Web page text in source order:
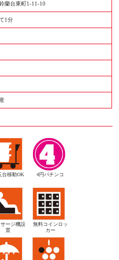
蘭台東町1-11-10
1分
台移動OK 4円パチンコ
ージ機設
置
無料コインロッ
カー